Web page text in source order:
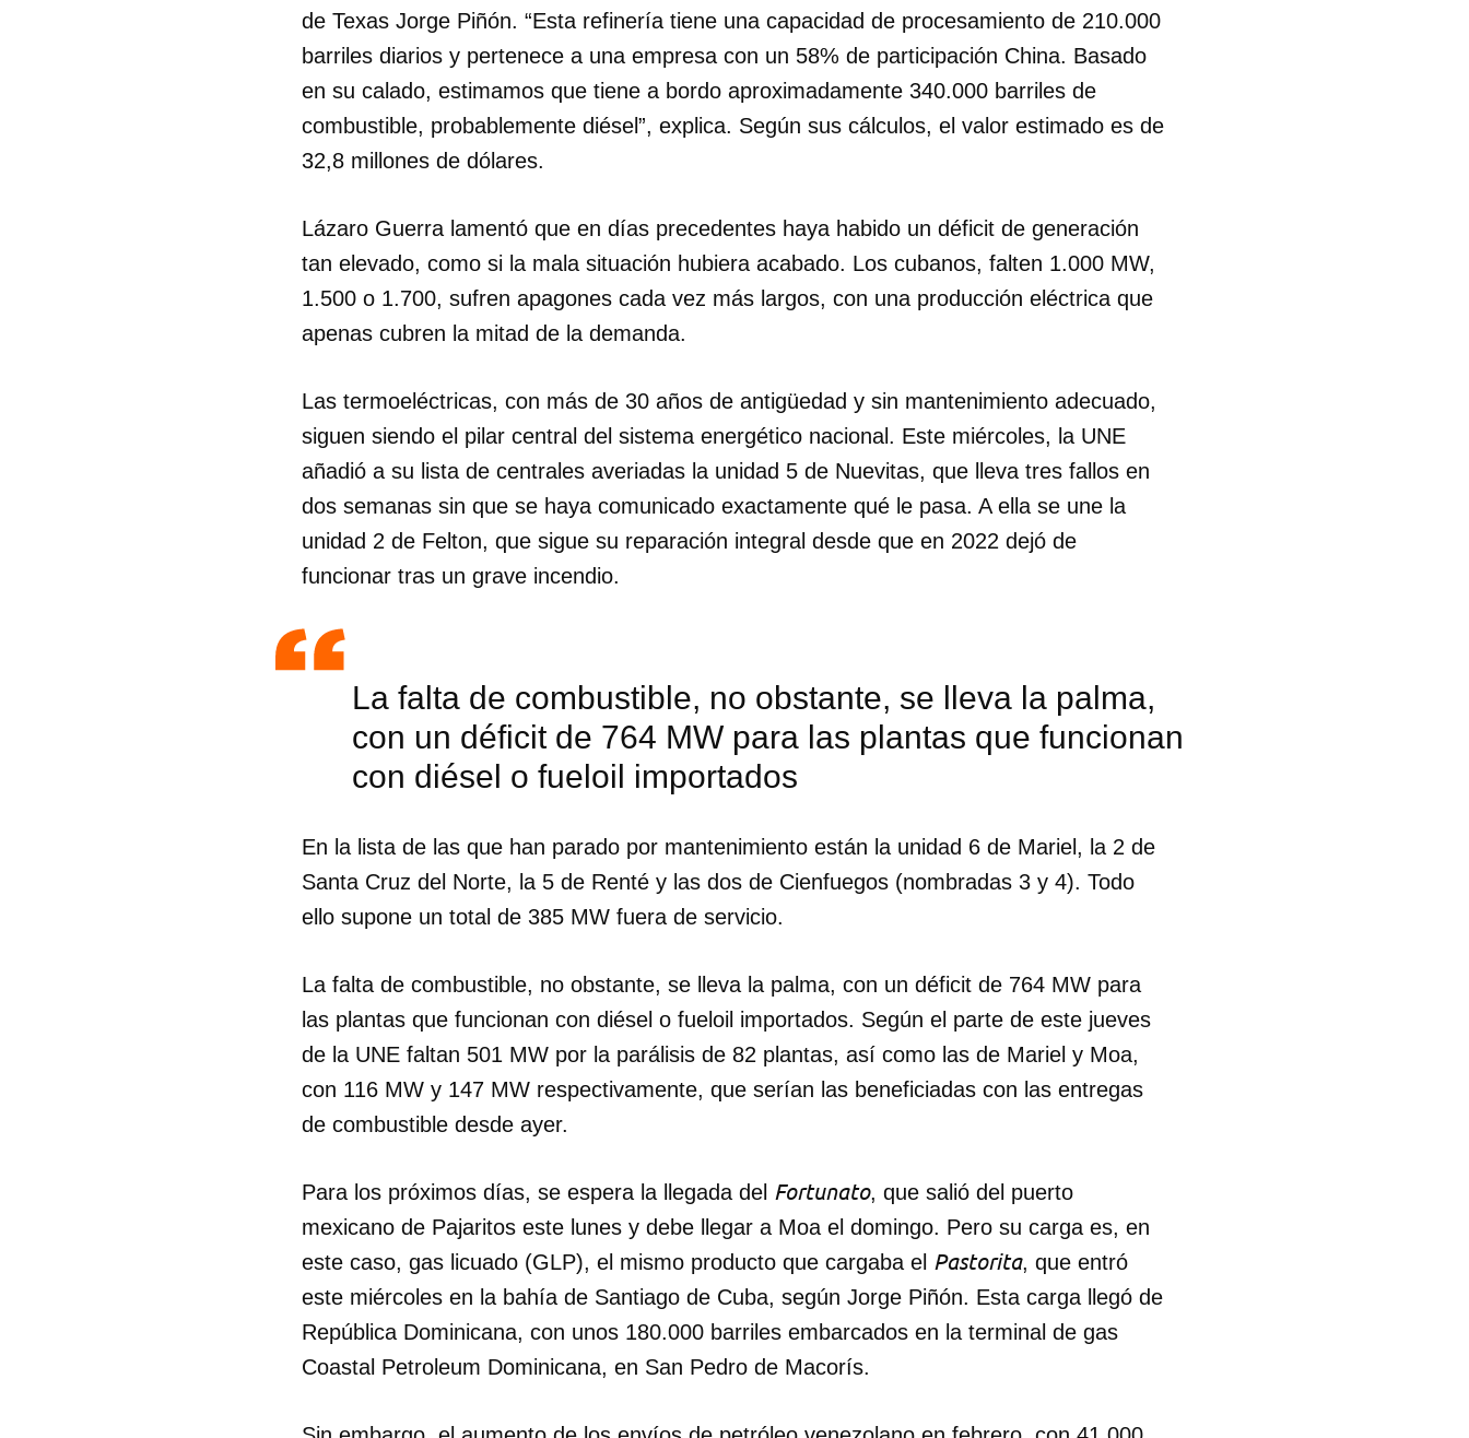
INICIAR SESIÓN CANCELAR
de Texas Jorge Piñón. “Esta refinería tiene una capacidad de procesamiento de 210.000
barriles diarios y pertenece a una empresa con un 58% de participación China. Basado
en su calado, estimamos que tiene a bordo aproximadamente 340.000 barriles de
combustible, probablemente diésel”, explica. Según sus cálculos, el valor estimado es de
32,8 millones de dólares.
Lázaro Guerra lamentó que en días precedentes haya habido un déficit de generación
tan elevado, como si la mala situación hubiera acabado. Los cubanos, falten 1.000 MW,
1.500 o 1.700, sufren apagones cada vez más largos, con una producción eléctrica que
apenas cubren la mitad de la demanda.
Las termoeléctricas, con más de 30 años de antigüedad y sin mantenimiento adecuado,
siguen siendo el pilar central del sistema energético nacional. Este miércoles, la UNE
añadió a su lista de centrales averiadas la unidad 5 de Nuevitas, que lleva tres fallos en
dos semanas sin que se haya comunicado exactamente qué le pasa. A ella se une la
unidad 2 de Felton, que sigue su reparación integral desde que en 2022 dejó de
funcionar tras un grave incendio.
La falta de combustible, no obstante, se lleva la palma,
con un déficit de 764 MW para las plantas que funcionan
con diésel o fueloil importados
En la lista de las que han parado por mantenimiento están la unidad 6 de Mariel, la 2 de
Santa Cruz del Norte, la 5 de Renté y las dos de Cienfuegos (nombradas 3 y 4). Todo
ello supone un total de 385 MW fuera de servicio.
La falta de combustible, no obstante, se lleva la palma, con un déficit de 764 MW para
las plantas que funcionan con diésel o fueloil importados. Según el parte de este jueves
de la UNE faltan 501 MW por la parálisis de 82 plantas, así como las de Mariel y Moa,
con 116 MW y 147 MW respectivamente, que serían las beneficiadas con las entregas
de combustible desde ayer.
Para los próximos días, se espera la llegada del Fortunato, que salió del puerto
mexicano de Pajaritos este lunes y debe llegar a Moa el domingo. Pero su carga es, en
este caso, gas licuado (GLP), el mismo producto que cargaba el Pastorita, que entró
este miércoles en la bahía de Santiago de Cuba, según Jorge Piñón. Esta carga llegó de
República Dominicana, con unos 180.000 barriles embarcados en la terminal de gas
Coastal Petroleum Dominicana, en San Pedro de Macorís.